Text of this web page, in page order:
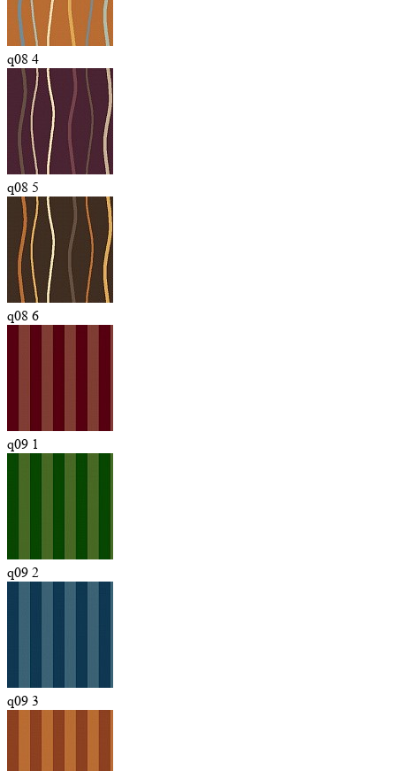
q08 4
q08 5
q08 6
q09 1
q09 2
q09 3